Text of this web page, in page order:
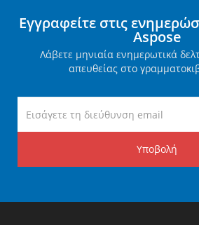
Εγγραφείτε στις
Aspose
Λάβετε μηνιαία ενημερωτικά
απευθείας στο
Υποβολή